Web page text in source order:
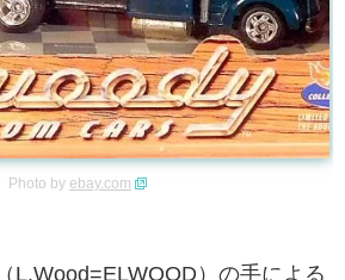
Photo by ebay.com
L.Wood=ELWOOD）の手による